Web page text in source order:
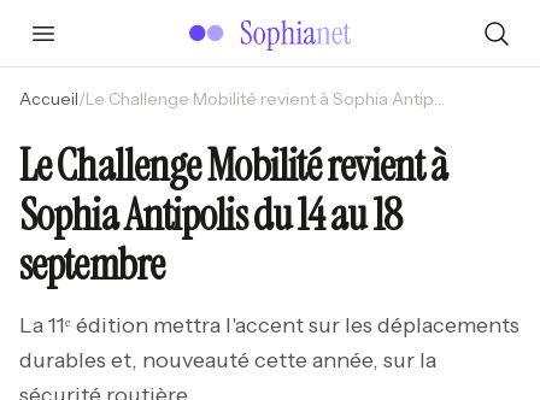
Accueil/ Le Challenge Mobilité revient à Sophia Antipolis du 14 au 18 septembre
Le Challenge Mobilité revient à
Sophia Antipolis du 14 au 18
septembre
La 11ᵉ édition mettra l'accent sur les déplacements
durables et, nouveauté cette année, sur la